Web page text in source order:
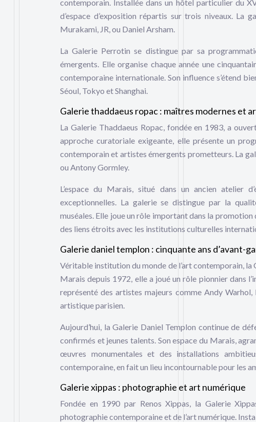
contemporain. Installée dans un hôtel particulier du
d’espace d’exposition répartis sur trois niveaux. La
Murakami, JR, ou Daniel Arsham.
La Galerie Perrotin se distingue par sa
émergents. Elle organise chaque année une
contemporaine internationale. Son influence s’étend
Séoul, Tokyo et Shanghai.
Galerie thaddaeus ropac : maîtres modernes et
La Galerie Thaddaeus Ropac, fondée en 1983, a
approche curatoriale exigeante, elle présente un
contemporain et artistes émergents prometteurs. La
ou Antony Gormley.
L’espace du Marais, situé dans un ancien atelier
exceptionnelles. La galerie se distingue par la
muséales. Elle joue un rôle important dans la
des liens étroits avec les institutions culturelles
Galerie daniel templon : cinquante ans d’avant-
Véritable institution du monde de l’art contemporain, la
Marais depuis 1972, elle a joué un rôle pionnier dans
représenté des artistes majeurs comme Andy
artistique parisien.
Aujourd’hui, la Galerie Daniel Templon continue de
confirmés et jeunes talents. Son espace du Marais,
œuvres monumentales et des installations
contemporaine, en fait un lieu incontournable pour les
Galerie xippas : photographie et art numérique
Fondée en 1990 par Renos Xippas, la Galerie
photographie contemporaine et de l’art numérique.